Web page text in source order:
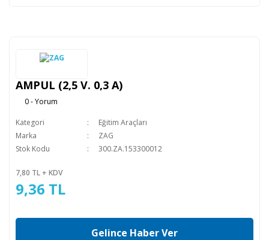
AMPUL (2,5 V. 0,3 A)
0 - Yorum
Kategori
Eğitim Araçları
Marka
ZAG
Stok Kodu
300.ZA.153300012
7,80 TL + KDV
9,36 TL
Gelince Haber Ver